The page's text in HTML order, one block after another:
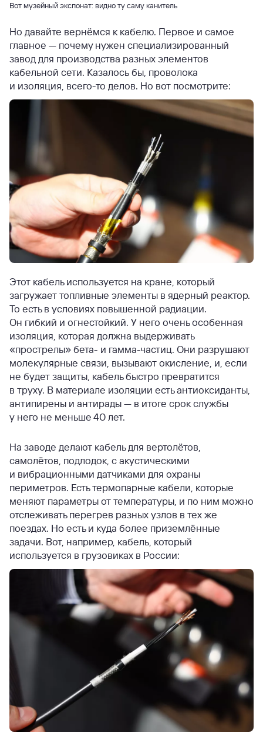
Вот музейный экспонат: видно ту саму канитель
Но давайте вернёмся к кабелю. Первое и самое
главное — почему нужен специализированный
завод для производства разных элементов
кабельной сети. Казалось бы, проволока
и изоляция, всего-то делов. Но вот посмотрите:
Этот кабель используется на кране, который
загружает топливные элементы в ядерный реактор.
То есть в условиях повышенной радиации.
Он гибкий и огнестойкий. У него очень особенная
изоляция, которая должна выдерживать
«прострелы» бета- и гамма-частиц. Они разрушают
молекулярные связи, вызывают окисление, и, если
не будет защиты, кабель быстро превратится
в труху. В материале изоляции есть антиоксиданты,
антипирены и антирады — в итоге срок службы
у него не меньше 40 лет.
На заводе делают кабель для вертолётов,
самолётов, подлодок, с акустическими
и вибрационными датчиками для охраны
периметров. Есть термопарные кабели, которые
меняют параметры от температуры, и по ним можно
отслеживать перегрев разных узлов в тех же
поездах. Но есть и куда более приземлённые
задачи. Вот, например, кабель, который
используется в грузовиках в России: